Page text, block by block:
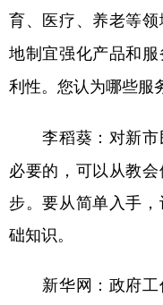
育、医疗、养老等
地制宜强化产品和
利性。您认为哪些服
李稻葵： 对新
必要的，可以从教
步。要从简单入手
础知识。
新华网：政府